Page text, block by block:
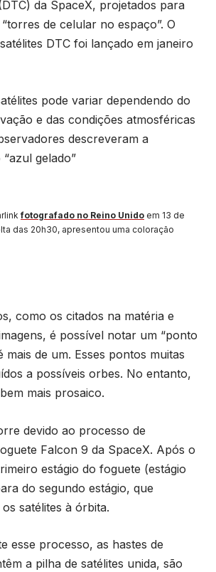
da SpaceX, projetados para
de celular no espaço”. O
DTC foi lançado em janeiro
pode variar dependendo do
e das condições atmosféricas
descreveram a
gelado”
fotografado no Reino Unido em 13 de
das 20h30, apresentou uma coloração
como os citados na matéria e
é possível notar um “ponto
mais de um. Esses pontos muitas
a possíveis orbes. No entanto,
mais prosaico.
devido ao processo de
Falcon 9 da SpaceX. Após o
estágio do foguete (estágio
do segundo estágio, que
satélites à órbita.
esse processo, as hastes de
a pilha de satélites unida, são